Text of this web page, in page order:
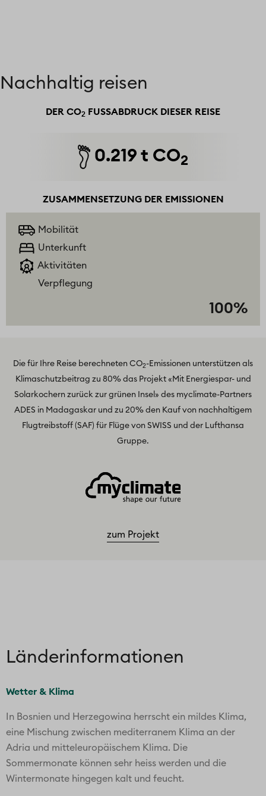
Nachhaltig reisen
DER CO2 FUSSABDRUCK DIESER REISE
0.219 t CO2
ZUSAMMENSETZUNG DER EMISSIONEN
Mobilität
Unterkunft
Aktivitäten
Verpflegung
100%
Die für Ihre Reise berechneten CO2 -Emissionen unterstützen als
Klimaschutzbeitrag zu 80% das Projekt «Mit Energiespar- und
Solarkochern zurück zur grünen Insel» des myclimate-Partners
ADES in Madagaskar und zu 20% den Kauf von nachhaltigem
Flugtreibstoff (SAF) für Flüge von SWISS und der Lufthansa
Gruppe.
zum Projekt
Länder­informationen
Wetter & Klima
In Bosnien und Herzegowina herrscht ein mildes Klima,
eine Mischung zwischen mediterranem Klima an der
Adria und mitteleuropäischem Klima. Die
Sommermonate können sehr heiss werden und die
Wintermonate hingegen kalt und feucht.